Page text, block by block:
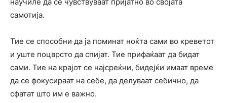
самотија.
Тие се способни да ја поминат ноќта сами во креветот
и уште поцврсто да спијат. Тие прифаќаат да бидат
сами. Тие на крајот се најсреќни, бидејќи имаат време
да се фокусираат на себе, да делуваат себично, да
сфатат што им е важно.